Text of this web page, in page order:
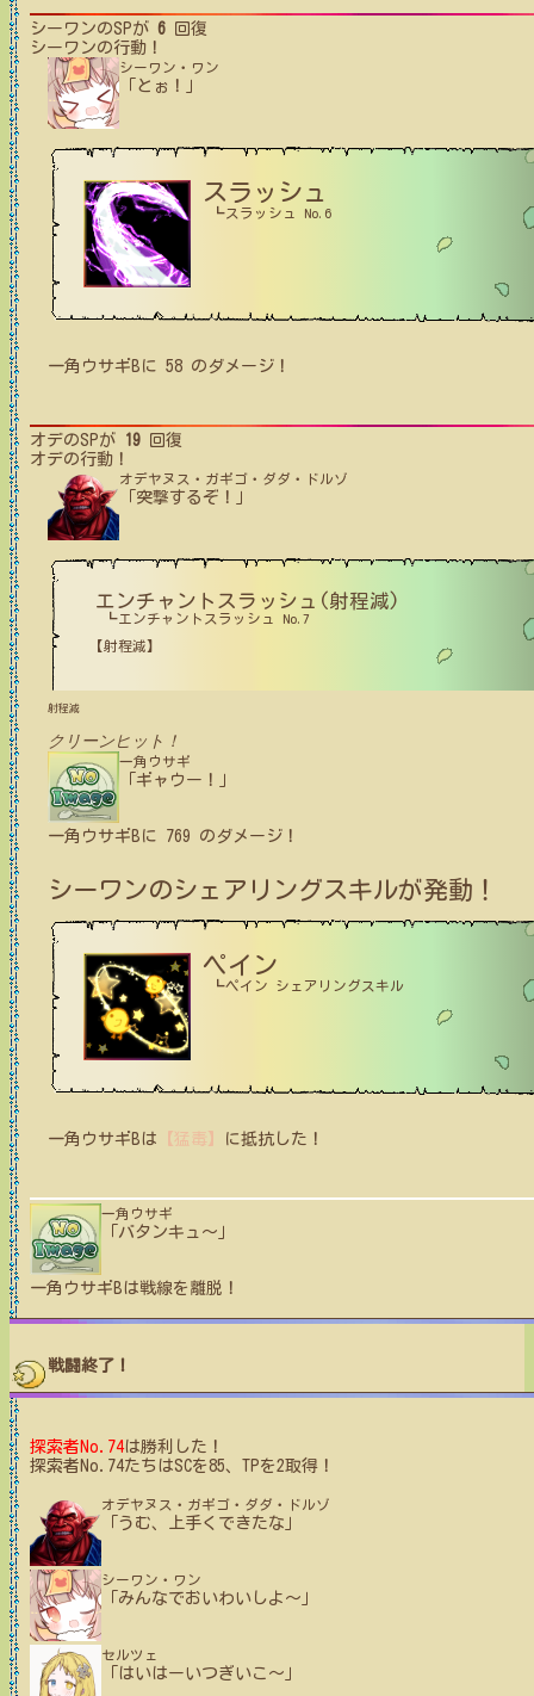
シーワンのSPが 6 回復
シーワンの行動！
シーワン・ワン
「とぉ！」
スラッシュ
┗スラッシュ No.6
一角ウサギB に 58 のダメージ！
オデのSPが 19 回復
オデの行動！
オデヤヌス・ガギゴ・ダダ・ドルゾ
「突撃するぞ！」
エンチャントスラッシュ(射程減)
┗エンチャントスラッシュ No.7
【射程減】
射程減
クリーンヒット！
一角ウサギ
「ギャウー！」
一角ウサギB に 769 のダメージ！
シーワンのシェアリングスキルが発動！
ペイン
┗ペイン シェアリングスキル
一角ウサギBは 【猛毒】 に抵抗 した！
一角ウサギ
「バタンキュ〜」
一角ウサギBは戦線を離脱！
戦闘終了！
探索者No.74は勝利した！
探索者No.74たちはSCを85、TPを2取得！
オデヤヌス・ガギゴ・ダダ・ドルゾ
「うむ、上手くできたな」
シーワン・ワン
「みんなでおいわいしよ～」
セルツェ
「はいはーいつぎいこ～」